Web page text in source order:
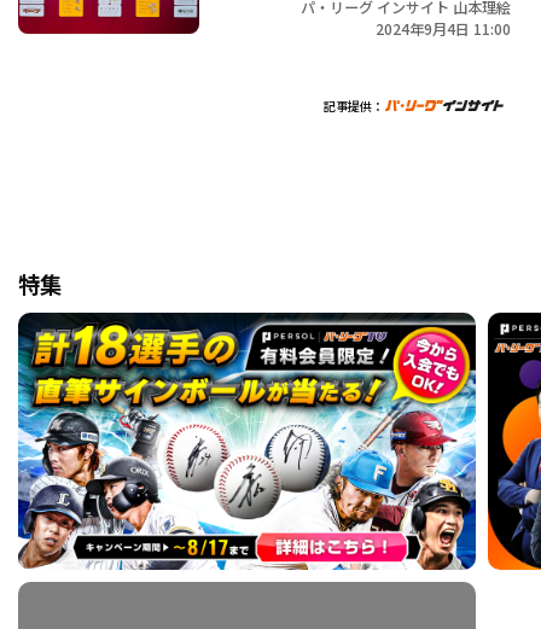
パ・リーグ インサイト 山本理絵
2024年9月4日 11:00
記事提供：
特集